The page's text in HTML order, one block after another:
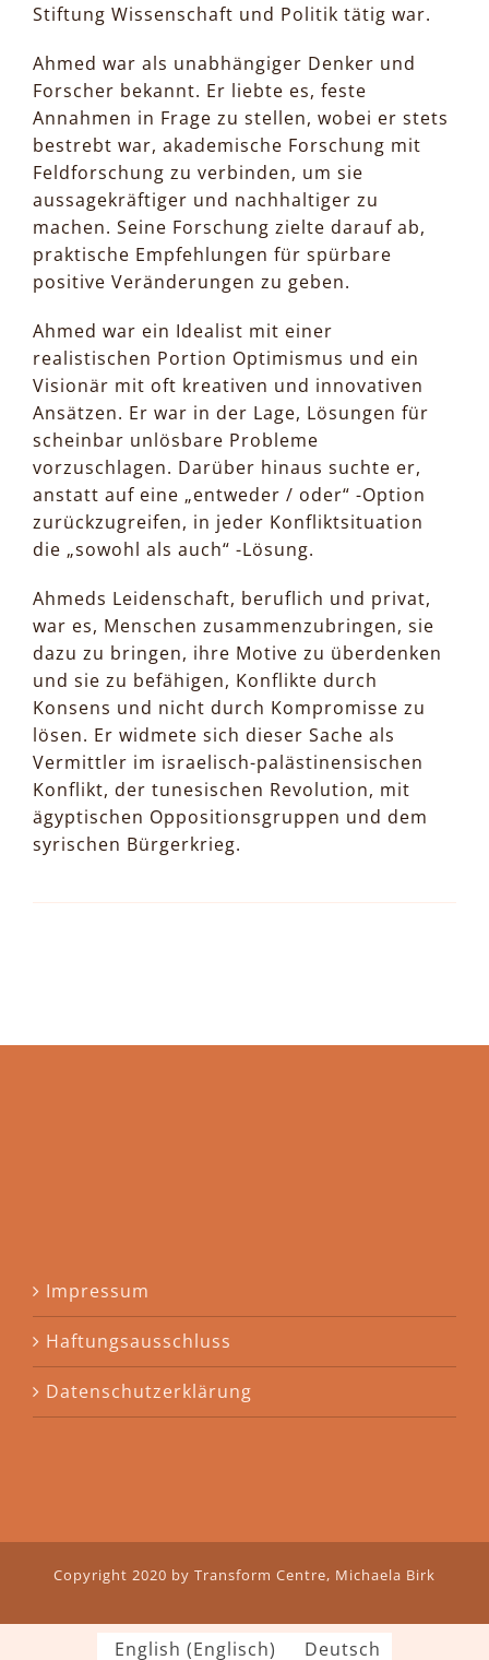
Stiftung Wissenschaft und Politik tätig war.
Ahmed war als unabhängiger Denker und
Forscher bekannt. Er liebte es, feste
Annahmen in Frage zu stellen, wobei er stets
bestrebt war, akademische Forschung mit
Feldforschung zu verbinden, um sie
aussagekräftiger und nachhaltiger zu
machen. Seine Forschung zielte darauf ab,
praktische Empfehlungen für spürbare
positive Veränderungen zu geben.
Ahmed war ein Idealist mit einer
realistischen Portion Optimismus und ein
Visionär mit oft kreativen und innovativen
Ansätzen. Er war in der Lage, Lösungen für
scheinbar unlösbare Probleme
vorzuschlagen. Darüber hinaus suchte er,
anstatt auf eine „entweder / oder“ -Option
zurückzugreifen, in jeder Konfliktsituation
die „sowohl als auch“ -Lösung.
Ahmeds Leidenschaft, beruflich und privat,
war es, Menschen zusammenzubringen, sie
dazu zu bringen, ihre Motive zu überdenken
und sie zu befähigen, Konflikte durch
Konsens und nicht durch Kompromisse zu
lösen. Er widmete sich dieser Sache als
Vermittler im israelisch-palästinensischen
Konflikt, der tunesischen Revolution, mit
ägyptischen Oppositionsgruppen und dem
syrischen Bürgerkrieg.
Impressum
Haftungsausschluss
Datenschutzerklärung
Copyright 2020 by Transform Centre, Michaela Birk
English (Englisch) Deutsch